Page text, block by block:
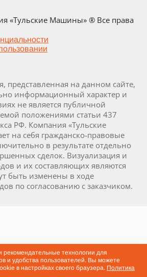
«Тульские Машины» ® Все права
представленная на данном сайте,
информационный характер и
не является публичной
положениями статьи 437
РФ. Компания «Тульские
на себя гражданско-правовые
в результате отдельно
сделок. Визуализация и
и их составляющих являются
быть изменены в ходе
по согласованию с заказчиком.
технологии для
и удобства пользователей. Вы можете
в настройках своего браузера. Политика